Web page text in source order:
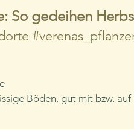
So gedeihen
Böden, gut mit bzw. auf